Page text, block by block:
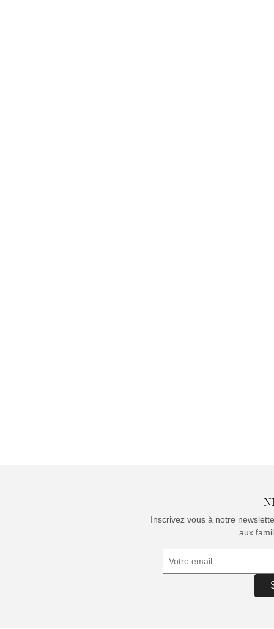
Inscrivez vous à notre
aux